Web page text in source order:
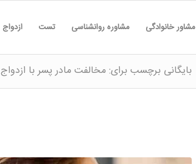
مشاور خانوادگی مشاوره روانشناسی تست ازدواج
بایگانی برچسب برای: مخالفت مادر پسر با ازدواج